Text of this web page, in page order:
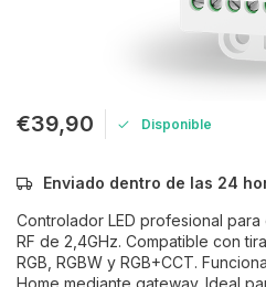
€39,90 Disponible
Enviado dentro de las 24
Controlador LED profesional
RF de 2,4GHz. Compatible con
RGB, RGBW y RGB+CCT.
Home mediante gateway. Ideal